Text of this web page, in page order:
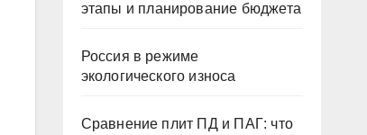
этапы и планирование бюджета
Россия в режиме
экологического износа
Сравнение плит ПД и ПАГ: что